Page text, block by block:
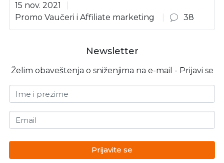
15 nov. 2021
Promo Vaučeri i Affiliate marketing
38
Newsletter
Želim obaveštenja o sniženjima na e-mail - Prijavi se
Ime i prezime
Email
Prijavite se